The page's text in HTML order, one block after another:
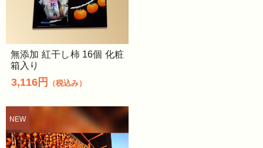
無添加 紅干し柿 16個 化粧
箱入り
3,116円 （税込み）